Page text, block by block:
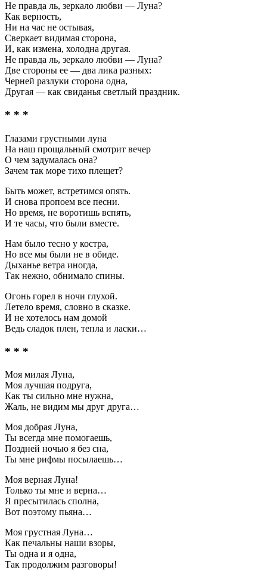
Не правда ль, зеркало любви — Луна?
Как верность,
Ни на час не остывая,
Сверкает видимая сторона,
И, как измена, холодна другая.
Не правда ль, зеркало любви — Луна?
Две стороны ее — два лика разных:
Черней разлуки сторона одна,
Другая — как свиданья светлый праздник.
* * *
Глазами грустными луна
На наш прощальный смотрит вечер
О чем задумалась она?
Зачем так море тихо плещет?
Быть может, встретимся опять.
И снова пропоем все песни.
Но время, не воротишь вспять,
И те часы, что были вместе.
Нам было тесно у костра,
Но все мы были не в обиде.
Дыханье ветра иногда,
Так нежно, обнимало спины.
Огонь горел в ночи глухой.
Летело время, словно в сказке.
И не хотелось нам домой
Ведь сладок плен, тепла и ласки…
* * *
Моя милая Луна,
Моя лучшая подруга,
Как ты сильно мне нужна,
Жаль, не видим мы друг друга…
Моя добрая Луна,
Ты всегда мне помогаешь,
Поздней ночью я без сна,
Ты мне рифмы посылаешь…
Моя верная Луна!
Только ты мне и верна…
Я пресытилась сполна,
Вот поэтому пьяна…
Моя грустная Луна…
Как печальны наши взоры,
Ты одна и я одна,
Так продолжим разговоры!